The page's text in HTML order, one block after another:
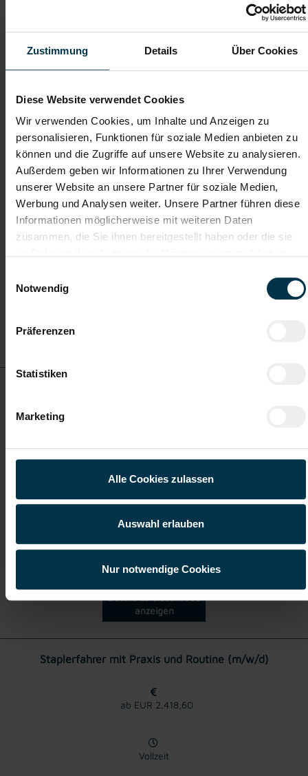
Zustimmung Details Über Cookies
Diese Website verwendet Cookies
Wir verwenden Cookies, um Inhalte und Anzeigen zu
personalisieren, Funktionen für soziale Medien anbieten zu
können und die Zugriffe auf unsere Website zu analysieren.
Außerdem geben wir Informationen zu Ihrer Verwendung
unserer Website an unsere Partner für soziale Medien,
Werbung und Analysen weiter. Unsere Partner führen diese
Informationen möglicherweise mit weiteren Daten
zusammen, die Sie ihnen bereitgestellt haben oder die sie
Notwendig
Präferenzen
Statistiken
Marketing
Alle Cookies zulassen
Auswahl erlauben
Nur notwendige Cookies
Weiterbildungsangebote
sowie Aufstiegsmöglichkeiten
Mitarbeiter Produktionsbüro Villach Vollzeit (m/w/d)
Vollzeit
Details zu diesem Job
anzeigen
Staplerfahrer mit Praxis und Routine (m/w/d)
ab EUR 2.418,60
Vollzeit